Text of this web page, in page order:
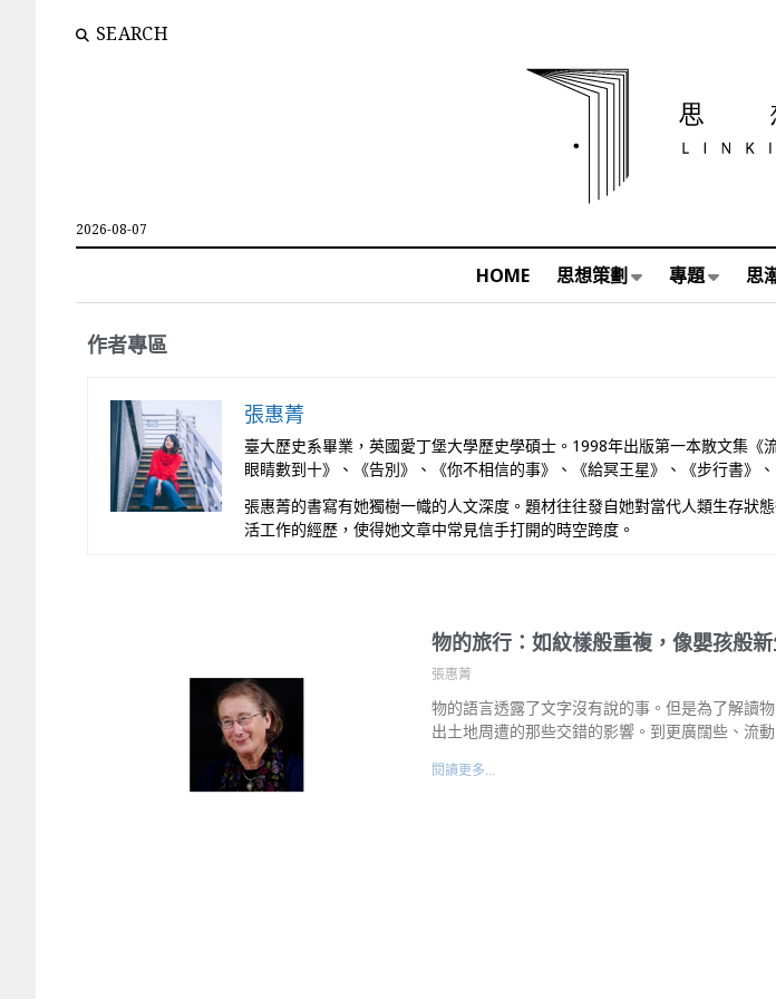
SEARCH
2026-08-07
HOME 思想策劃 專題 思
作者專區
張惠菁
臺大歷史系畢業，英國愛丁堡大學歷史學碩士。1998年出版第一本散文集
眼睛數到十》、《告別》、《你不相信的事》、《給冥王星》、《步行書》
張惠菁的書寫有她獨樹一幟的人文深度。題材往往發自她對當代人類生存狀
活工作的經歷，使得她文章中常見信手打開的時空跨度。
物的旅行：如紋樣般重複，像嬰孩般新
張惠菁
物的語言透露了文字沒有說的事。但是為了解讀
出土地周遭的那些交錯的影響。到更廣闊些、流
閱讀更多...